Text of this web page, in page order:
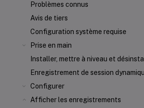
Problèmes connus
Avis de tiers
Configuration système requise
Prise en main
Installer, mettre à niveau et
Enregistrement de session
Configurer
Afficher les enregistrements